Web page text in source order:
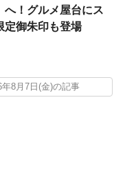
へ！グルメ屋台にス
定御朱印も登場
年8月7日(金)の記事